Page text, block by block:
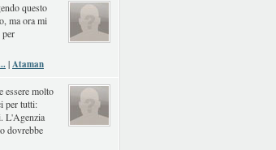
questo
ma ora mi
per
|Ataman
essere molto
per tutti:
L'Agenzia
dovrebbe